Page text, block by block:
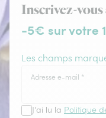
Inscrivez-
-5€ sur votre
Les champs
Adresse e-mail *
J'ai lu la Politique